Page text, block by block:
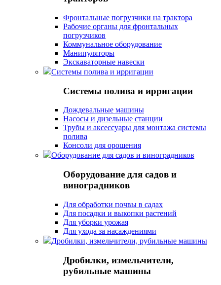
Фронтальные погрузчики на трактора
Рабочие органы для фронтальных
погрузчиков
Коммунальное оборудование
Манипуляторы
Экскаваторные навески
Системы полива и ирригации
Системы полива и ирригации
Дождевальные машины
Насосы и дизельные станции
Трубы и аксессуары для монтажа системы
полива
Консоли для орошения
Оборудование для садов и виноградников
Оборудование для садов и
виноградников
Для обработки почвы в садах
Для посадки и выкопки растений
Для уборки урожая
Для ухода за насаждениями
Дробилки, измельчители, рубильные машины
Дробилки, измельчители,
рубильные машины